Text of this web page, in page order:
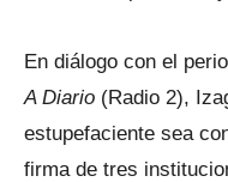
En diálogo con el
A Diario (Radio 2),
estupefaciente sea
firma de tres